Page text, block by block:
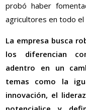
probó haber
agricultores en todo el
La empresa busca
los diferencian
adentro en un
temas como la
innovación, el